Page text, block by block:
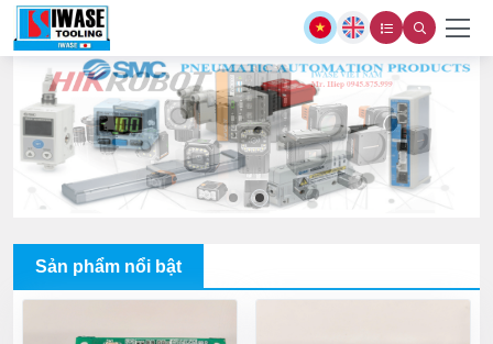
Sản phẩm nổi bật